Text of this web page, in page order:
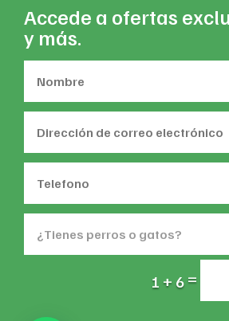
Accede a ofertas
y más.
1 + 6=